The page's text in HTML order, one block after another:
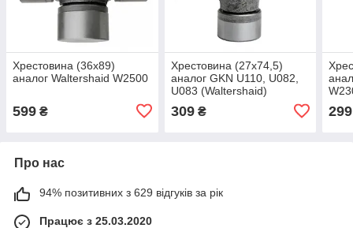
Хрестовина (36х89)
аналог Waltershaid W2500
599 ₴
Хрестовина (27х74,5)
аналог GKN U110, U082,
U083 (Waltershaid)
309₴ 299
Про нас
94% позитивних з 629 відгуків за рік
Працює з 25.03.2020